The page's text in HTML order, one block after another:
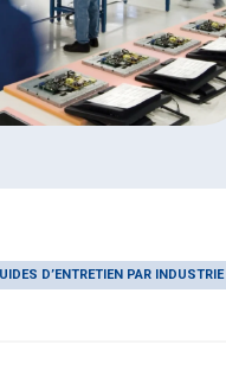
D’ENTRETIEN PAR INDUSTRIE